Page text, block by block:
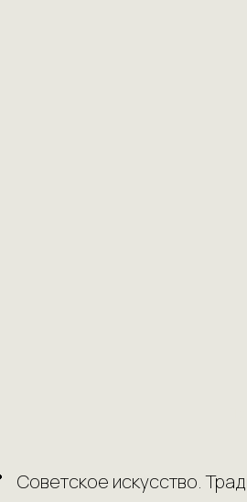
Советское искусство.